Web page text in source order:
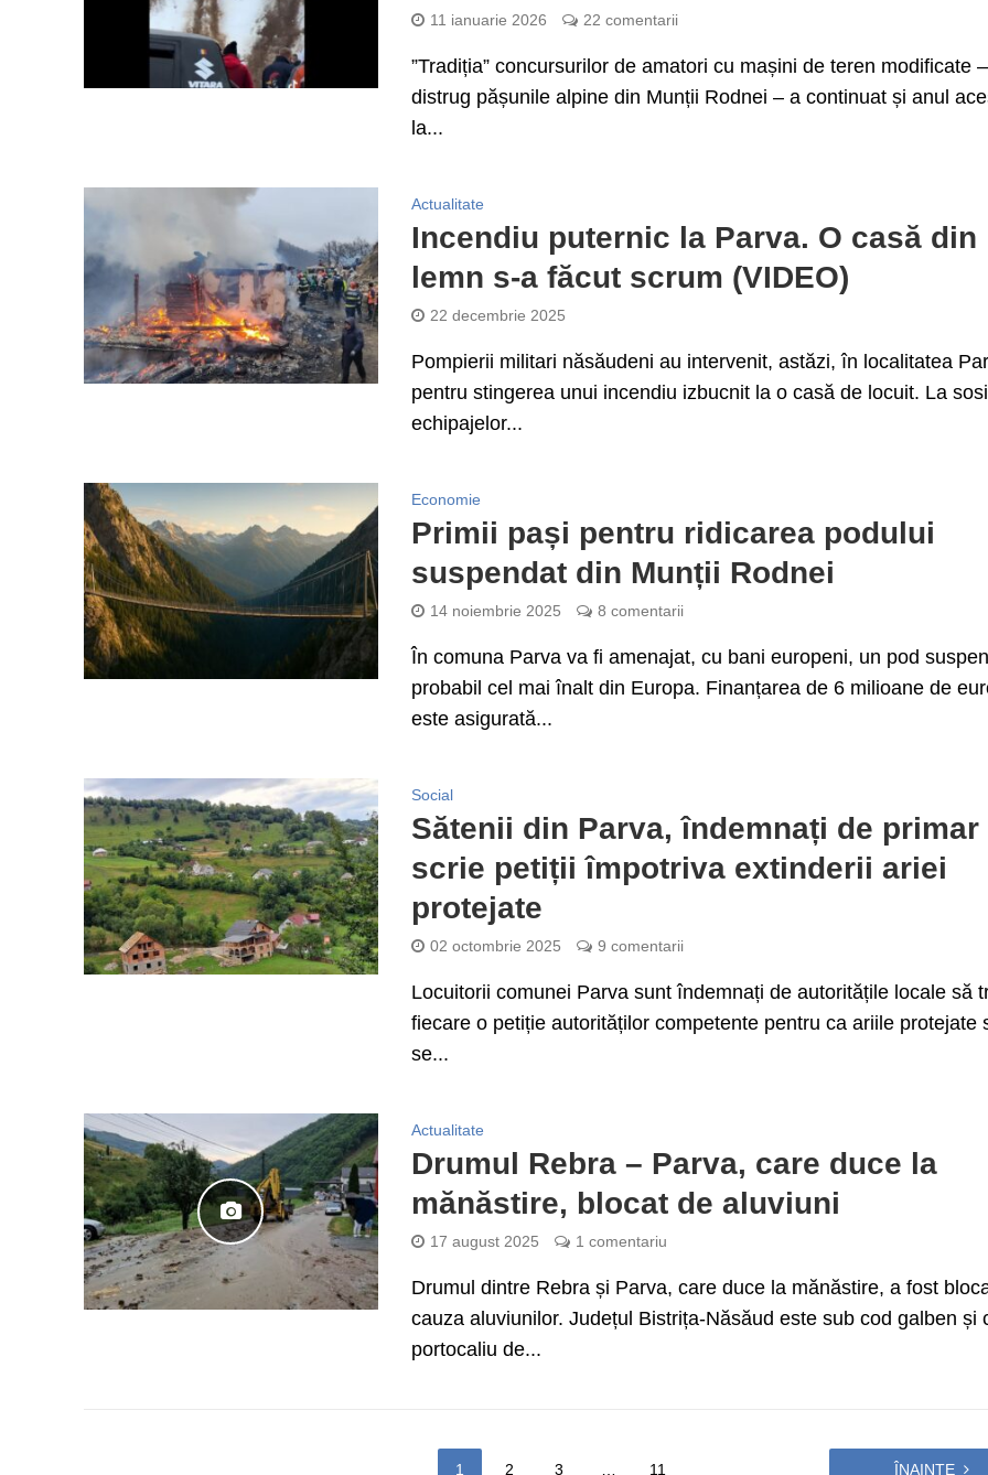
11 ianuarie 2026 22 comentarii
”Tradiția” concursurilor de amatori cu mașini de teren modificate
distrug pășunile alpine din Munții Rodnei – a continuat și anul
la...
Actualitate
Incendiu puternic la Parva. O casă din
lemn s-a făcut scrum (VIDEO)
22 decembrie 2025
Pompierii militari năsăudeni au intervenit, astăzi, în localitatea
pentru stingerea unui incendiu izbucnit la o casă de locuit. La
echipajelor...
Economie
Primii pași pentru ridicarea podului
suspendat din Munții Rodnei
14 noiembrie 2025 8 comentarii
În comuna Parva va fi amenajat, cu bani europeni, un pod
probabil cel mai înalt din Europa. Finanțarea de 6 milioane de
este asigurată...
Social
Sătenii din Parva, îndemnați de primar
scrie petiții împotriva extinderii ariei
protejate
02 octombrie 2025 9 comentarii
Locuitorii comunei Parva sunt îndemnați de autoritățile locale să
fiecare o petiție autorităților competente pentru ca ariile protejate
se...
Actualitate
Drumul Rebra – Parva, care duce la
mănăstire, blocat de aluviuni
17 august 2025 1 comentariu
Drumul dintre Rebra și Parva, care duce la mănăstire, a fost
cauza aluviunilor. Județul Bistrița-Năsăud este sub cod galben și
portocaliu de...
1 2 3 11 ÎNAINTE